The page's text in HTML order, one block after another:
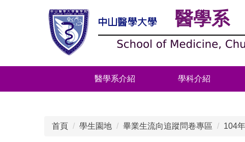
容
醫學系
醫學系介紹 學科介紹
首頁 學生園地 畢業生流向追蹤問卷專區 104